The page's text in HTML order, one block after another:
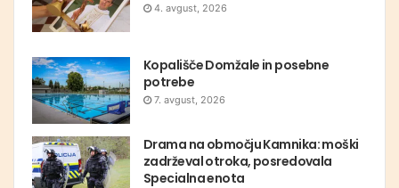
4. avgust, 2026
Kopališče Domžale in posebne
potrebe
7. avgust, 2026
Drama na območju Kamnika: moški
zadrževal otroka, posredovala
Specialna enota